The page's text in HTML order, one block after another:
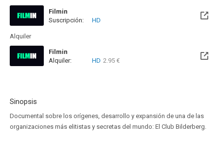
Filmin
Disponible hasta el Dom, 06 Dic 2026 (Quedan 3 meses)
Suscripción: HD
Alquiler
Filmin
Disponible hasta el Dom, 06 Dic 2026 (Quedan 3 meses)
Alquiler: HD 2.95 €
Sinopsis
Documental sobre los orígenes, desarrollo y expansión de una de las
organizaciones más elitistas y secretas del mundo: El Club Bilderberg.